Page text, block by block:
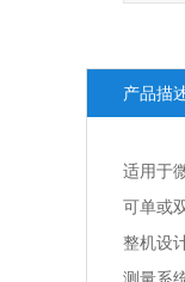
产品描
适用于
可单或
整机设